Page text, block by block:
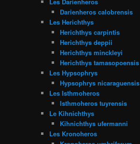
Darienheros calobrensis
Les Herichthys
Herichthys carpintis
Herichthys deppii
Herichthys minckleyi
Herichthys tamasopoensis
Les Hypsophrys
Hypsophrys nicaraguensis
Les Isthmoheros
Isthmoheros tuyrensis
Le Kihnichthys
Kihnichthys ufermanni
Les Kronoheros